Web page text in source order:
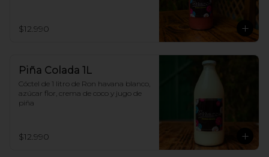
$12.990
Piña Colada 1L
Cóctel de 1 litro de Ron havana blanco,
azúcar flor, crema de coco y jugo de
piña
$12.990